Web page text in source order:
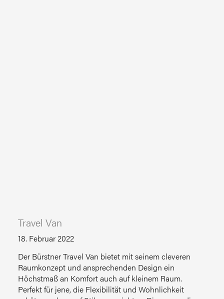
Travel Van
18. Februar 2022
Der Bürstner Travel Van bietet mit seinem cleveren
Raumkonzept und ansprechenden Design ein
Höchstmaß an Komfort auch auf kleinem Raum.
Perfekt für jene, die Flexibilität und Wohnlichkeit